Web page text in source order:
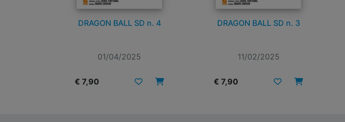
DRAGON BALL SD n. 4
01/04/2025
€ 7,90
DRAGON BALL SD n. 3
11/02/2025
€ 7,90